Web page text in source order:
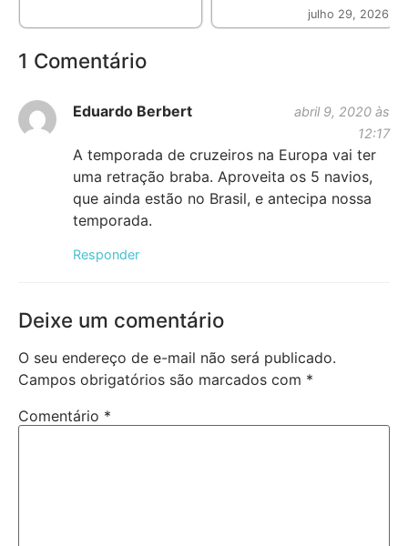
julho 29, 2026
1 Comentário
Eduardo Berbert
abril 9, 2020 às
12:17
A temporada de cruzeiros na Europa vai ter
uma retração braba. Aproveita os 5 navios,
que ainda estão no Brasil, e antecipa nossa
temporada.
Responder
Deixe um comentário
O seu endereço de e-mail não será publicado.
Campos obrigatórios são marcados com *
Comentário *